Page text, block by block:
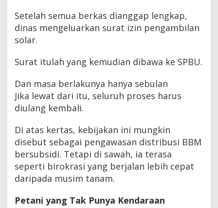
Setelah semua berkas dianggap lengkap,
dinas mengeluarkan surat izin pengambilan
solar.
Surat itulah yang kemudian dibawa ke SPBU.
Dan masa berlakunya hanya sebulan
Jika lewat dari itu, seluruh proses harus
diulang kembali.
Di atas kertas, kebijakan ini mungkin
disebut sebagai pengawasan distribusi BBM
bersubsidi. Tetapi di sawah, ia terasa
seperti birokrasi yang berjalan lebih cepat
daripada musim tanam.
Petani yang Tak Punya Kendaraan